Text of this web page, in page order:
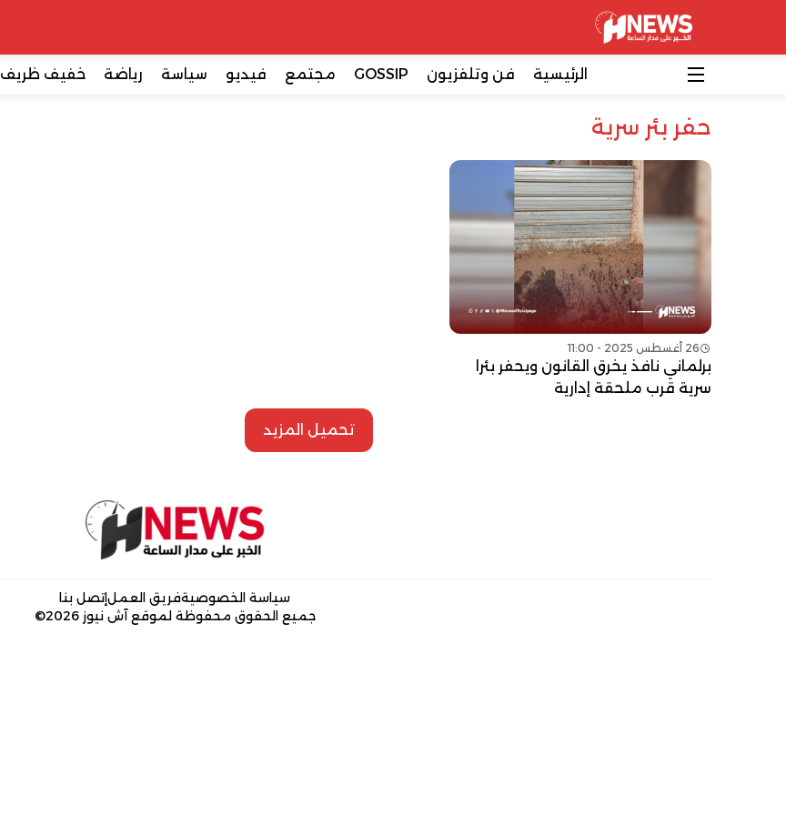
الرئيسية فن وتلفزيون GOSSIP مجتمع فيديو سياسة رياضة خفيف ظريف
حفر بئر سرية
26 أغسطس 2025 - 11:00
برلماني نافذ يخرق القانون ويحفر بئرا
سرية قرب ملحقة إدارية
تحميل المزيد
سياسة الخصوصيةفريق العملإتصل بنا
جميع الحقوق محفوظة لموقع آش نيوز 2026©